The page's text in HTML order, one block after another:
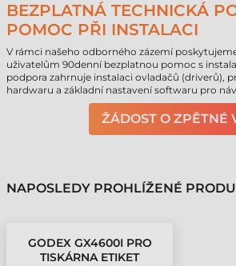
BEZPLATNÁ TECHNICKÁ
POMOC PŘI INSTALACI
V rámci našeho odborného zázemí
uživatelům 90denní bezplatnou pomoc s
podpora zahrnuje instalaci ovladačů (driverů),
hardwaru a základní nastavení softwaru pro
ŽÁDOST O ZPĚTNÉ
NAPOSLEDY PROHLÍŽENÉ
GODEX GX4600I PRO
TISKÁRNA ETIKET